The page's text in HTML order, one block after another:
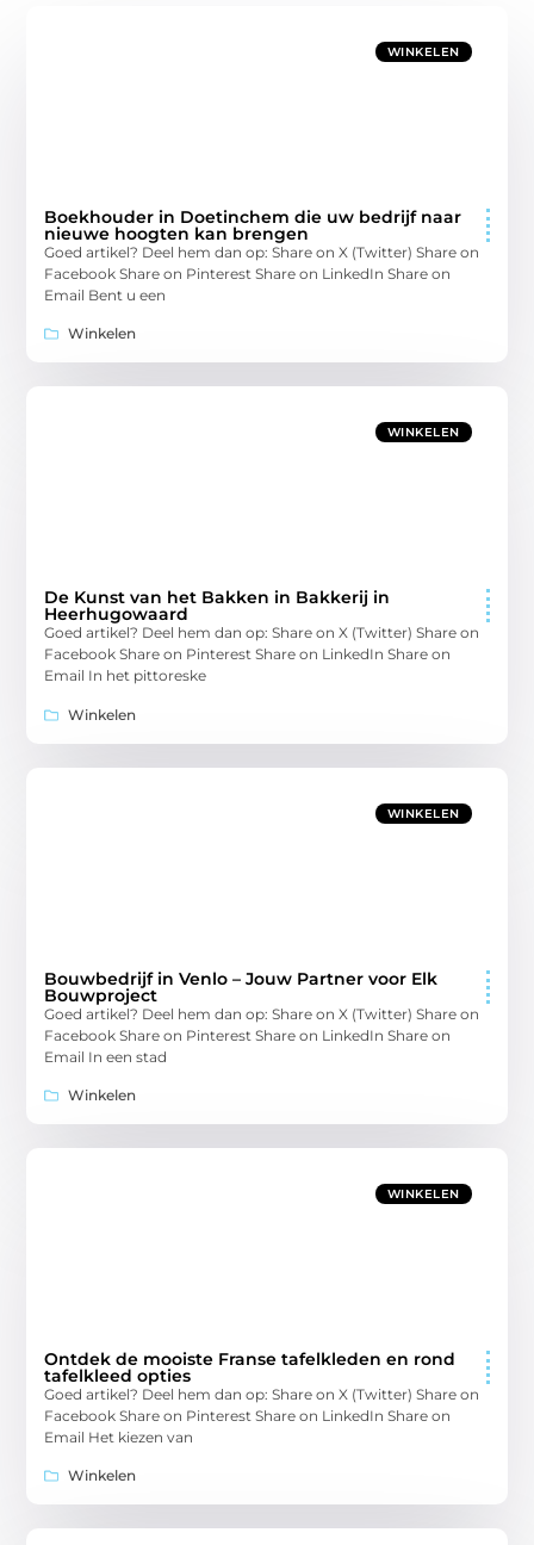
WINKELEN
Boekhouder in Doetinchem die uw bedrijf naar
nieuwe hoogten kan brengen
Goed artikel? Deel hem dan op: Share on X (Twitter) Share on
Facebook Share on Pinterest Share on LinkedIn Share on
Email Bent u een
Winkelen
WINKELEN
De Kunst van het Bakken in Bakkerij in
Heerhugowaard
Goed artikel? Deel hem dan op: Share on X (Twitter) Share on
Facebook Share on Pinterest Share on LinkedIn Share on
Email In het pittoreske
Winkelen
WINKELEN
Bouwbedrijf in Venlo – Jouw Partner voor Elk
Bouwproject
Goed artikel? Deel hem dan op: Share on X (Twitter) Share on
Facebook Share on Pinterest Share on LinkedIn Share on
Email In een stad
Winkelen
WINKELEN
Ontdek de mooiste Franse tafelkleden en rond
tafelkleed opties
Goed artikel? Deel hem dan op: Share on X (Twitter) Share on
Facebook Share on Pinterest Share on LinkedIn Share on
Email Het kiezen van
Winkelen